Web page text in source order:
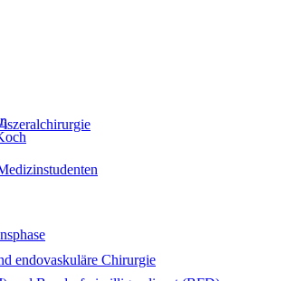
endovaskuläre Chirurgie